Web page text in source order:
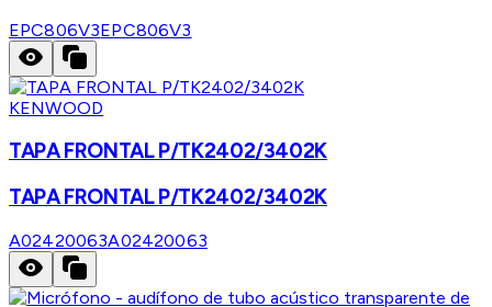
EPC806V3EPC806V3
KENWOOD
TAPA FRONTAL P/TK2402/3402K
TAPA FRONTAL P/TK2402/3402K
A02420063A02420063